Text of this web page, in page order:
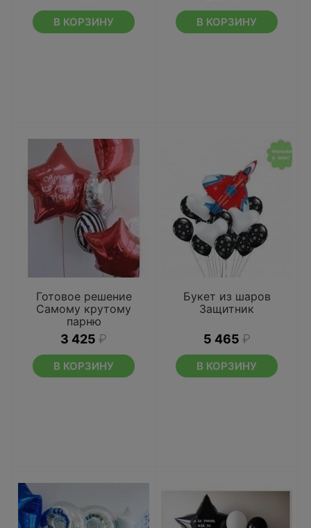
В КОРЗИНУ В КОРЗИНУ
Готовое решение
Самому крутому
парню
3 425 ₽
В КОРЗИНУ
Букет из шаров
Защитник
5 465 ₽
В КОРЗИНУ